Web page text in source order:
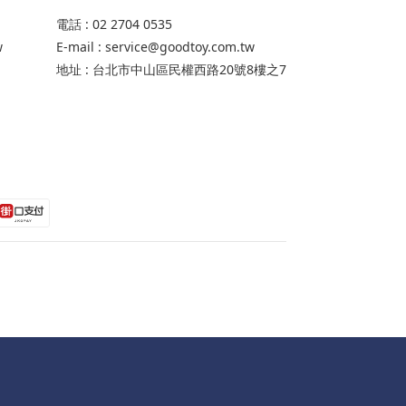
電話 : 02 2704 0535
E-mail : service@goodtoy.com.tw
地址 : 台北市中山區民權西路20號8樓之7